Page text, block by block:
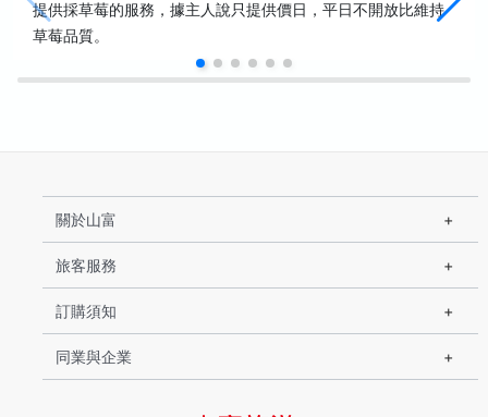
提供採草莓的服務，據主人說只提供價日，平日不開放比維持
草莓品質。
關於山富
旅客服務
訂購須知
同業與企業